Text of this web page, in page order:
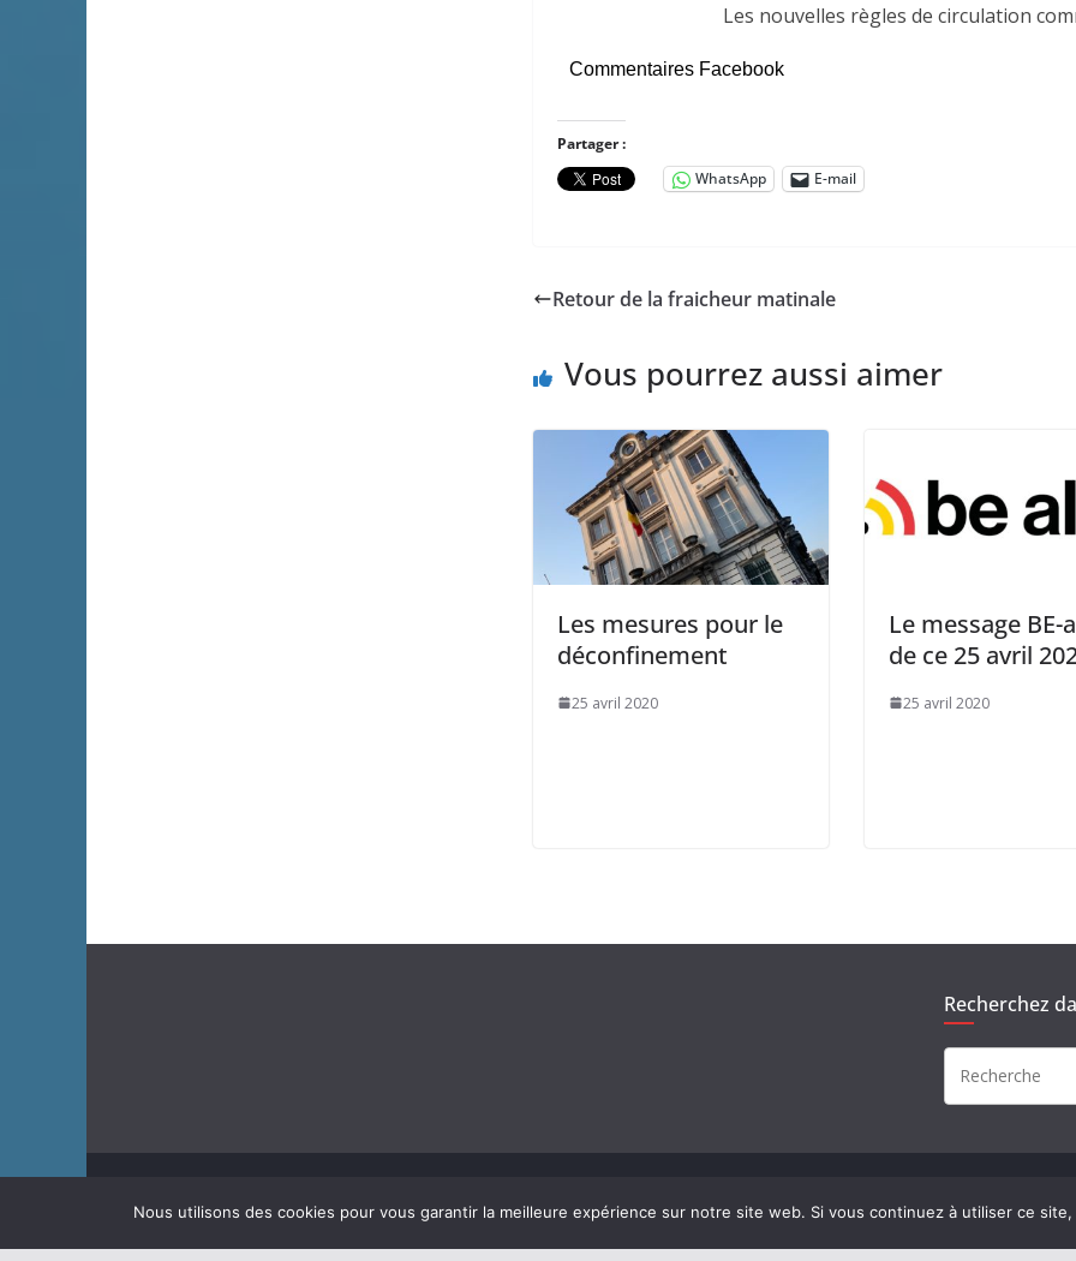
Les nouvelles règles de circulation
Commentaires Facebook
Partager :
WhatsApp
E-mail
Retour de la fraicheur matinale
Vous pourrez aussi aimer
Les mesures pour le
déconfinement
25 avril 2020
Le message BE-
de ce 25 avril
25 avril 2020
Recherchez
ThemeColorMagpar ThemeGrill. Propulsé parWordPress.
Nous utilisons des cookies pour vous garantir la meilleure expérience sur notre site web. Si vous continuez à utiliser ce